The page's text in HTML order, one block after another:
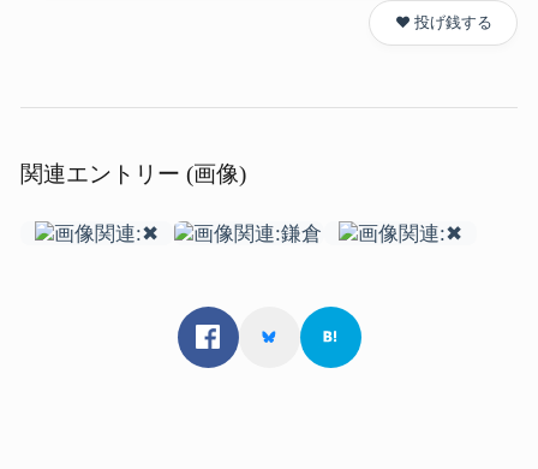
❤️ 投げ銭する
関連エントリー (画像)